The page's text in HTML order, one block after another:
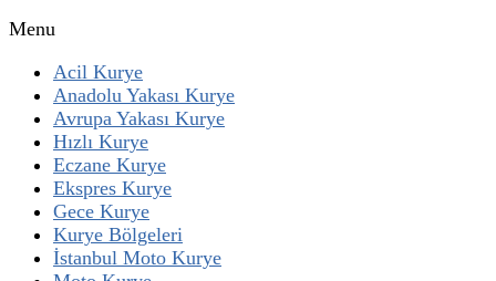
Menu
Acil Kurye
Anadolu Yakası Kurye
Avrupa Yakası Kurye
Hızlı Kurye
Eczane Kurye
Ekspres Kurye
Gece Kurye
Kurye Bölgeleri
İstanbul Moto Kurye